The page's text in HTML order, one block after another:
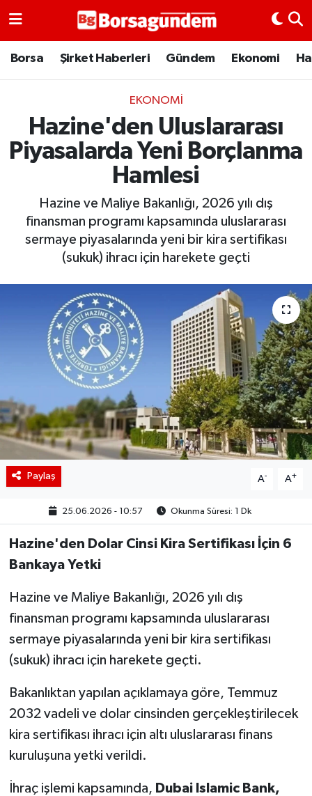
Borsa Şirket Haberleri Gündem Ekonomi
EKONOMI
Hazine'den Uluslararası
Piyasalarda Yeni Borçlanma
Hamlesi
Hazine ve Maliye Bakanlığı, 2026 yılı dış
finansman programı kapsamında uluslararası
sermaye piyasalarında yeni bir kira sertifikası
(sukuk) ihracı için harekete geçti
Paylaş A- A+
25.06.2026 - 10:57 Okunma Süresi: 1 Dk
Hazine'den Dolar Cinsi Kira Sertifikası İçin 6
Bankaya Yetki
Hazine ve Maliye Bakanlığı, 2026 yılı dış
finansman programı kapsamında uluslararası
sermaye piyasalarında yeni bir kira sertifikası
(sukuk) ihracı için harekete geçti.
Bakanlıktan yapılan açıklamaya göre, Temmuz
2032 vadeli ve dolar cinsinden gerçekleştirilecek
kira sertifikası ihracı için altı uluslararası finans
kuruluşuna yetki verildi.
İhraç işlemi kapsamında, Dubai Islamic Bank,
Borsa
Emtia
Galeri
Şirket Haberleri
Borsa Gundem
BIST 100 Isı Haritası
Coin Isı Haritası
Ekonomik Takvim
Kiripto Para Piyasası
Gizlilik Sözleşmesi
Hakkımızda
İletişim